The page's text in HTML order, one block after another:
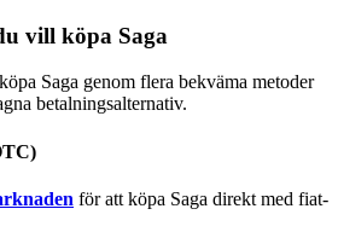
flexibla intressen
vill köpa Saga
Saga genom flera bekväma metoder
betalningsalternativ.
för att köpa Saga direkt med fiat-